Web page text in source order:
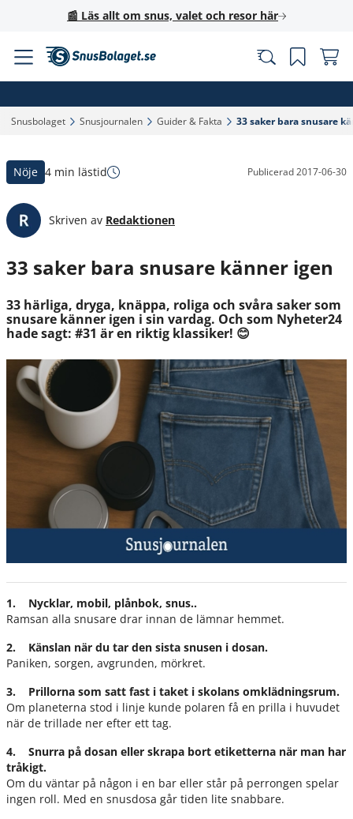
📰 Läs allt om snus, valet och resor här
Snusbolaget‎ Snusjournalen‎ Guider & Fakta‎ 33 saker bara snusare
Nöje 4 min lästid Publicerad2017-06-30
Skriven av Redaktionen
33 saker bara snusare känner igen
33 härliga, dryga, knäppa, roliga och svåra saker som
snusare känner igen i sin vardag. Och som Nyheter24
hade sagt: #31 är en riktig klassiker! 😊
1. Nycklar, mobil, plånbok, snus..
Ramsan alla snusare drar innan de lämnar hemmet.
2. Känslan när du tar den sista snusen i dosan.
Paniken, sorgen, avgrunden, mörkret.
3. Prillorna som satt fast i taket i skolans omklädningsrum.
Om planeterna stod i linje kunde polaren få en prilla i huvudet
när de trillade ner efter ett tag.
4. Snurra på dosan eller skrapa bort etiketterna när man har
tråkigt.
Om du väntar på någon i en bar eller står på perrongen spelar
ingen roll. Med en snusdosa går tiden lite snabbare.